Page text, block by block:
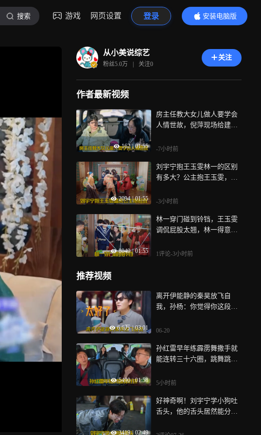
搜索 游戏 网页设置 登录
安装电脑版
内容更精彩
从小美说综艺
粉丝5.0万 | 关注0
关注
作者最新视频
162 | 01:55
房主任教大女儿做人要学会
人情世故，倪萍现场给建议
-7小时前
2094 | 01:55
刘宇宁抱王玉雯林一的区别
有多大？公主抱王玉雯，扛
-3小时前
8049 | 01:55
林一穿门碰到铃铛，王玉雯
调侃屁股太翘，林一得意自
1评论-3小时前
推荐视频
6.6万 | 03:01
离开伊能静的秦昊放飞自
我，孙杨：你觉得你这段播
06-20
5490 | 01:58
孙红雷早年练霹雳舞撒手就
能连转三十六圈，跳舞跳到
5小时前
3419 | 02:49
好神奇啊！刘宇宁学小狗吐
舌头，他的舌头居然能分叉